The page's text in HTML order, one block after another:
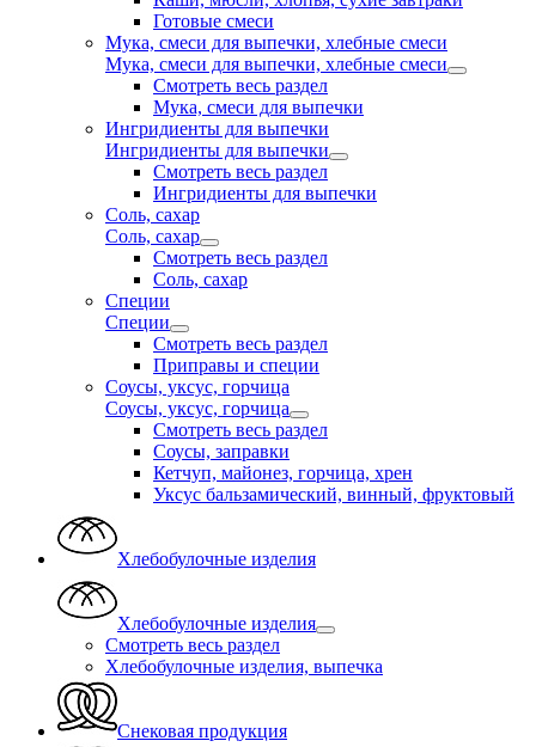
Готовые смеси
Мука, смеси для выпечки, хлебные смеси
Мука, смеси для выпечки, хлебные смеси
Смотреть весь раздел
Мука, смеси для выпечки
Ингридиенты для выпечки
Ингридиенты для выпечки
Смотреть весь раздел
Ингридиенты для выпечки
Соль, сахар
Соль, сахар
Смотреть весь раздел
Соль, сахар
Специи
Специи
Смотреть весь раздел
Приправы и специи
Соусы, уксус, горчица
Соусы, уксус, горчица
Смотреть весь раздел
Соусы, заправки
Кетчуп, майонез, горчица, хрен
Уксус бальзамический, винный, фруктовый
Хлебобулочные изделия
Хлебобулочные изделия
Смотреть весь раздел
Хлебобулочные изделия, выпечка
Снековая продукция